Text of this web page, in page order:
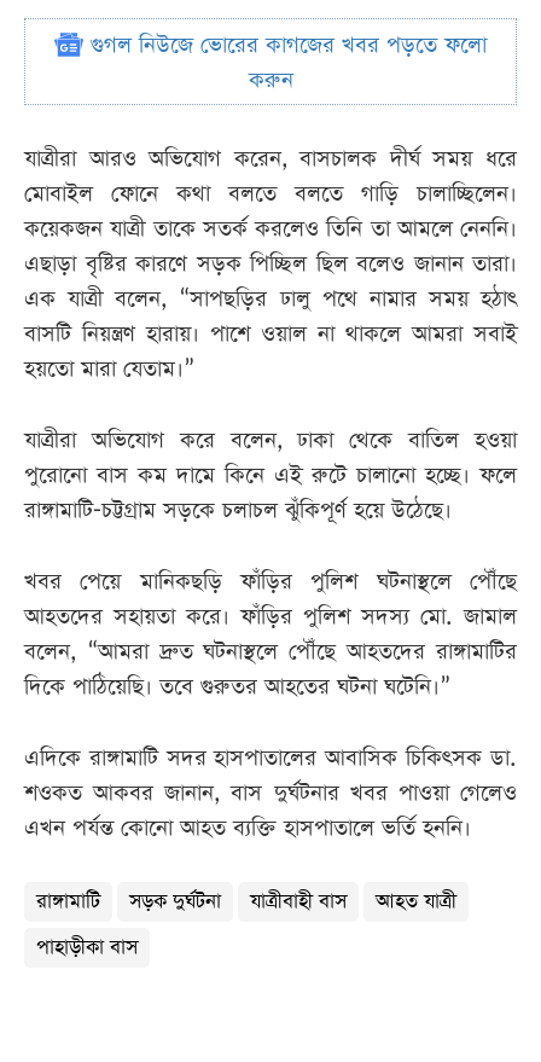
গুগল নিউজে ভোরের কাগজের খবর পড়তে ফলো
করুন
যাত্রীরা আরও অভিযোগ করেন, বাসচালক দীর্ঘ সময় ধরে
মোবাইল ফোনে কথা বলতে বলতে গাড়ি চালাচ্ছিলেন।
কয়েকজন যাত্রী তাকে সতর্ক করলেও তিনি তা আমলে নেননি।
এছাড়া বৃষ্টির কারণে সড়ক পিচ্ছিল ছিল বলেও জানান তারা।
এক যাত্রী বলেন, “সাপছড়ির ঢালু পথে নামার সময় হঠাৎ
বাসটি নিয়ন্ত্রণ হারায়। পাশে ওয়াল না থাকলে আমরা সবাই
হয়তো মারা যেতাম।”
যাত্রীরা অভিযোগ করে বলেন, ঢাকা থেকে বাতিল হওয়া
পুরোনো বাস কম দামে কিনে এই রুটে চালানো হচ্ছে। ফলে
রাঙ্গামাটি-চট্টগ্রাম সড়কে চলাচল ঝুঁকিপূর্ণ হয়ে উঠেছে।
খবর পেয়ে মানিকছড়ি ফাঁড়ির পুলিশ ঘটনাস্থলে পৌঁছে
আহতদের সহায়তা করে। ফাঁড়ির পুলিশ সদস্য মো. জামাল
বলেন, “আমরা দ্রুত ঘটনাস্থলে পৌঁছে আহতদের রাঙ্গামাটির
দিকে পাঠিয়েছি। তবে গুরুতর আহতের ঘটনা ঘটেনি।”
এদিকে রাঙ্গামাটি সদর হাসপাতালের আবাসিক চিকিৎসক ডা.
শওকত আকবর জানান, বাস দুর্ঘটনার খবর পাওয়া গেলেও
এখন পর্যন্ত কোনো আহত ব্যক্তি হাসপাতালে ভর্তি হননি।
রাঙ্গামাটি সড়ক দুর্ঘটনা যাত্রীবাহী বাস
আহত যাত্রী
পাহাড়ীকা বাস